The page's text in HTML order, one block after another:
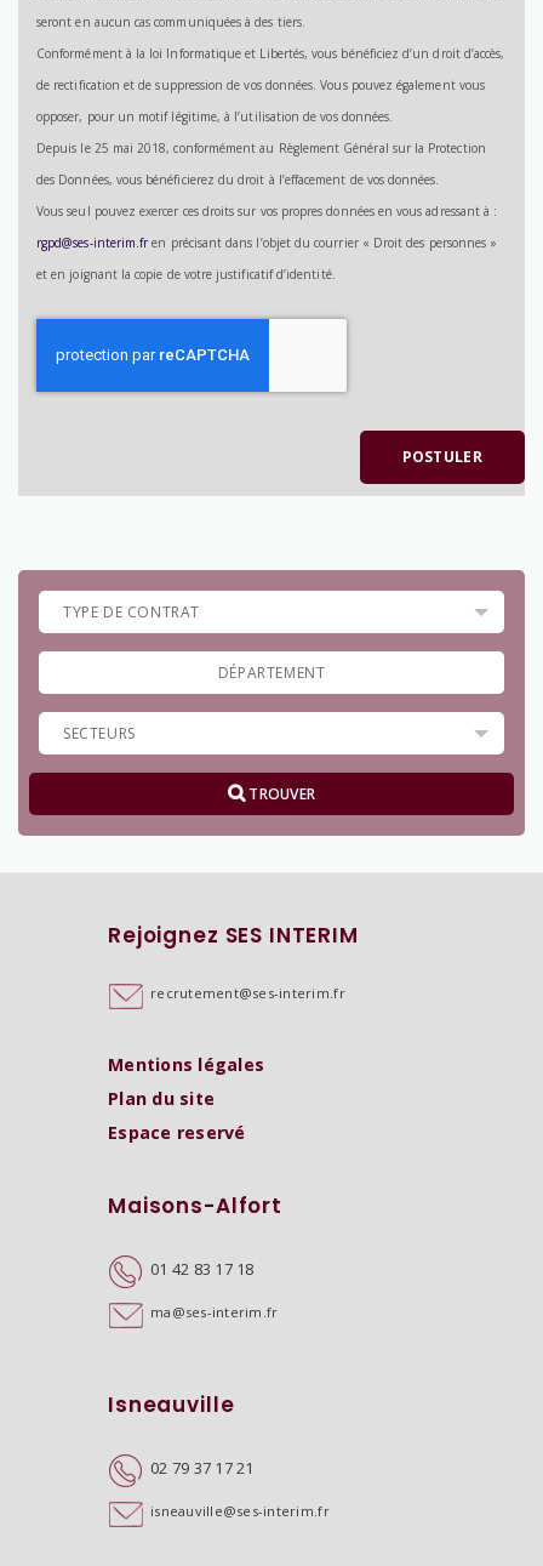
seront en aucun cas communiquées à des tiers.
Conformément à la loi Informatique et Libertés, vous bénéficiez d’un droit d’accès,
de rectification et de suppression de vos données. Vous pouvez également vous
opposer, pour un motif légitime, à l’utilisation de vos données.
Depuis le 25 mai 2018, conformément au Règlement Général sur la Protection
des Données, vous bénéficierez du droit à l’effacement de vos données.
Vous seul pouvez exercer ces droits sur vos propres données en vous adressant à :
rgpd@ses-interim.fr en précisant dans l’objet du courrier « Droit des personnes »
et en joignant la copie de votre justificatif d’identité.
Recaptcha
POSTULER
TROUVER
Rejoignez SES INTERIM
recrutement@ses-interim.fr
Mentions légales
Plan du site
Espace reservé
Maisons-Alfort
01 42 83 17 18
ma@ses-interim.fr
Isneauville
02 79 37 17 21
isneauville@ses-interim.fr